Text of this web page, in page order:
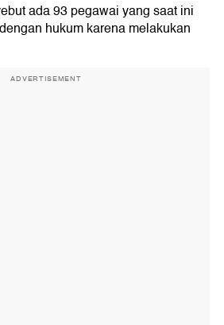
ada 93 pegawai yang saat ini
hukum karena melakukan
ADVERTISEMENT